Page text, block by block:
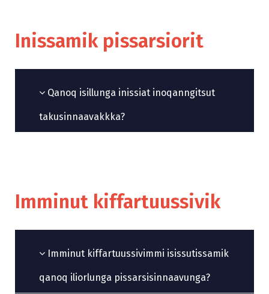
Inissamik pissarsiorit
Qanoq isillunga inissiat inoqanngitsut
takusinnaavakkka?
Imminut kiffartuussivik
Imminut kiffartuussivimmi isissutissamik
qanoq iliorlunga pissarsisinnaavunga?